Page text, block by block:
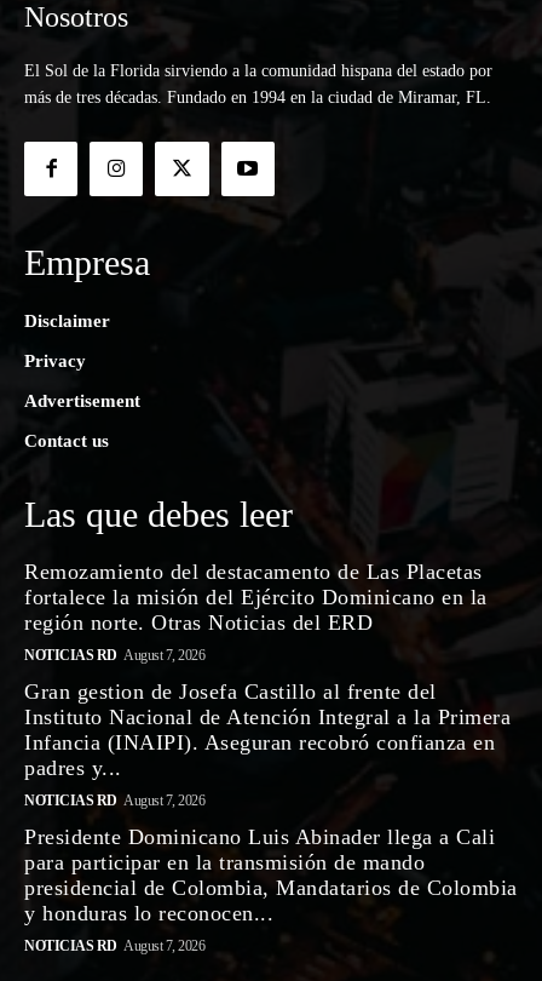
Nosotros
El Sol de la Florida sirviendo a la comunidad hispana del estado por
más de tres décadas. Fundado en 1994 en la ciudad de Miramar, FL.
Empresa
Disclaimer
Privacy
Advertisement
Contact us
Las que debes leer
Remozamiento del destacamento de Las Placetas
fortalece la misión del Ejército Dominicano en la
región norte. Otras Noticias del ERD
NOTICIAS RD August 7, 2026
Gran gestion de Josefa Castillo al frente del
Instituto Nacional de Atención Integral a la Primera
Infancia (INAIPI). Aseguran recobró confianza en
padres y...
NOTICIAS RD August 7, 2026
Presidente Dominicano Luis Abinader llega a Cali
para participar en la transmisión de mando
presidencial de Colombia, Mandatarios de Colombia
y honduras lo reconocen...
NOTICIAS RD August 7, 2026